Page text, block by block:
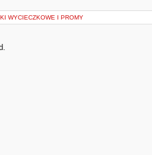
WYCIECZKOWE I PROMY